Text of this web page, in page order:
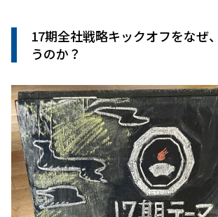
17期全社戦略キックオフをなぜ
うのか？